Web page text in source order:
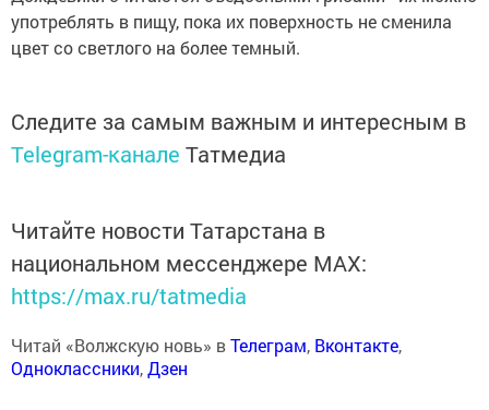
употреблять в пищу, пока их поверхность не сменила
цвет со светлого на более темный.
Следите за самым важным и интересным в
Telegram-канале Татмедиа
Читайте новости Татарстана в
национальном мессенджере MАХ:
https://max.ru/tatmedia
Читай «Волжскую новь» вТелеграм, Вконтакте,
Одноклассники,Дзен